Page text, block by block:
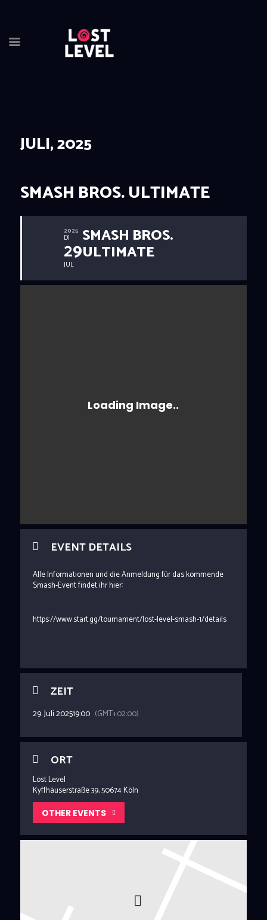
EVENTS
ABOUT
RESERVIERUNG
JULI, 2025
SMASH BROS. ULTIMATE
2025
DI
29
JUL
SMASH BROS.
ULTIMATE
EVENT DETAILS
Alle Informationen und die Anmeldung für das kommende
Smash-Event findet ihr hier:
https://www.start.gg/tournament/lost-level-smash-1/details
ZEIT
29. Juli 202519:00 (GMT+02:00)
ORT
Lost Level
Kyffhäuserstraße 39, 50674 Köln
OTHER EVENTS